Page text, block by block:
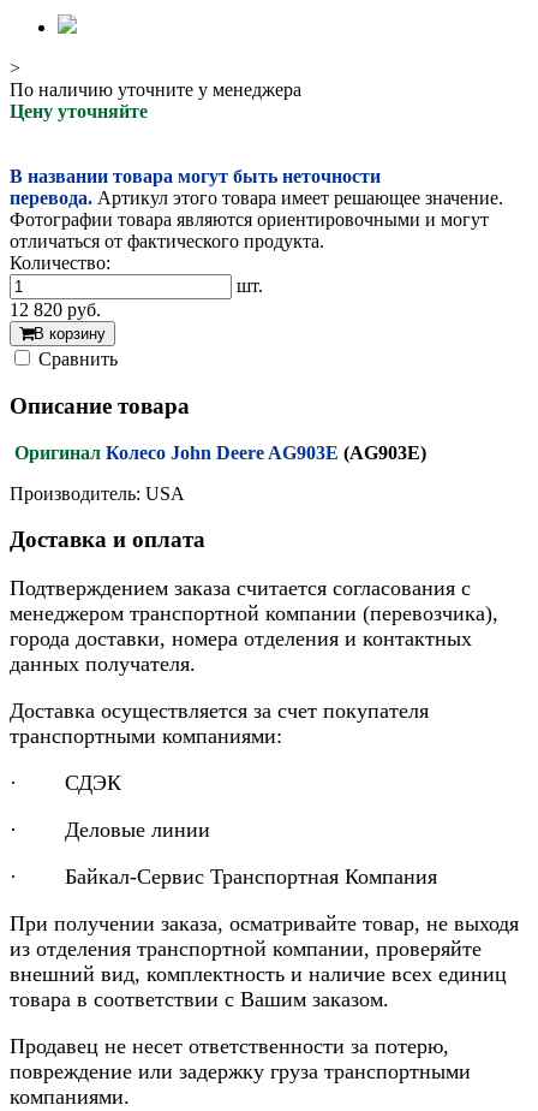
>
По наличию уточните у менеджера
Цену уточняйте
В названии товара могут быть неточности
перевода. Артикул этого товара имеет решающее значение.
Фотографии товара являются ориентировочными и могут
отличаться от фактического продукта.
Количество:
шт.
12 820 руб.
В корзину
Cравнить
Описание товара
Оригинал Колесо John Deere AG903E (AG903E)
Производитель: USA
Доставка и оплата
Подтверждением заказа считается согласования с
менеджером транспортной компании (перевозчика),
города доставки, номера отделения и контактных
данных получателя.
Доставка осуществляется за счет покупателя
транспортными компаниями:
· СДЭК
· Деловые линии
· Байкал-Сервис Транспортная Компания
При получении заказа, осматривайте товар, не выходя
из отделения транспортной компании, проверяйте
внешний вид, комплектность и наличие всех единиц
товара в соответствии с Вашим заказом.
Продавец не несет ответственности за потерю,
повреждение или задержку груза транспортными
компаниями.